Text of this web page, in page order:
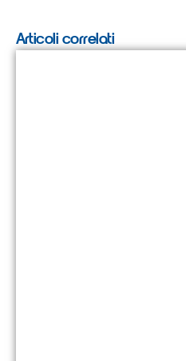
Articoli correlati